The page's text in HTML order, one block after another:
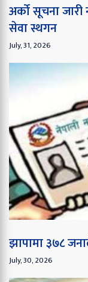
अर्को सूचना
सेवा स्थगन
July, 31, 2026
झापामा ३७८
July, 30, 2026